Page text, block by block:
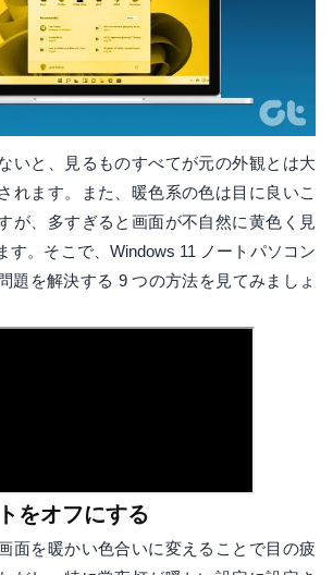
いと、見るものすべてが元の外観とは大
れます。また、暖色系の色は目に良いこ
が、多すぎると画面が不自然に黄色く見
す。そこで、Windows 11 ノートパソコン
題を解決する 9 つの方法を見てみましょ
をオフにする
面を暖かい色合いに変えることで目の疲